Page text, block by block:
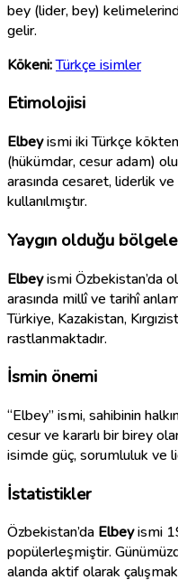
bey (lider, bey)
gelir.
Kökeni:Türkçe isimler
Etimolojisi
Elbeyismi iki Türkçe
(hükümdar, cesur adam)
arasında cesaret, liderlik
kullanılmıştır.
Yaygın olduğu
Elbeyismi Özbekistan’da
arasında millî ve tarihî
Türkiye, Kazakistan,
rastlanmaktadır.
İsmin önemi
“Elbey” ismi, sahibinin
cesur ve kararlı bir birey
isimde güç, sorumluluk ve
İstatistikler
Özbekistan’da Elbeyismi
popülerleşmiştir.
alanda aktif olarak